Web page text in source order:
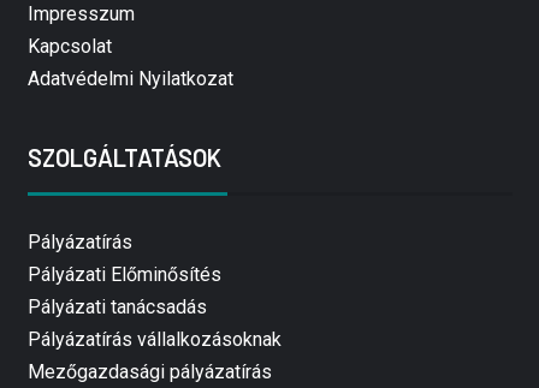
Impresszum
Kapcsolat
Adatvédelmi Nyilatkozat
SZOLGÁLTATÁSOK
Pályázatírás
Pályázati Előminősítés
Pályázati tanácsadás
Pályázatírás vállalkozásoknak
Mezőgazdasági pályázatírás